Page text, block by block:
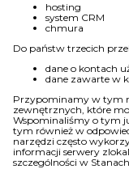
hosting
system CRM
chmura
Do państw trzecich
dane o kontach
dane zawarte w
Przypominamy w tym
zewnętrznych, które
Wspominaliśmy o tym
tym również w
narzędzi często
informacji serwery
szczególności w